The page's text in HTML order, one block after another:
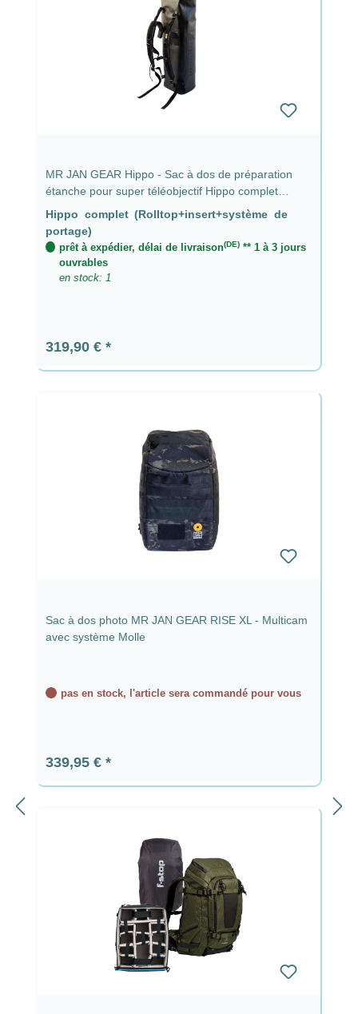
MR JAN GEAR Hippo - Sac à dos de préparation
étanche pour super téléobjectif Hippo complet
(rolltop + insert + système de portage)
Hippo complet (Rolltop+insert+système de
portage)
prêt à expédier, délai de livraison(DE)** 1 à 3 jours
ouvrables
en stock: 1
Prix régulier :
319,90 €
Sac à dos photo MR JAN GEAR RISE XL - Multicam
avec système Molle
pas en stock, l'article sera commandé pour vous
Prix régulier :
339,95 €